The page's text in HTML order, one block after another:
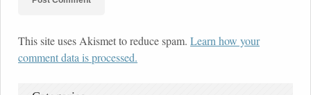
This site uses Akismet to reduce spam. Learn how your
comment data is processed.